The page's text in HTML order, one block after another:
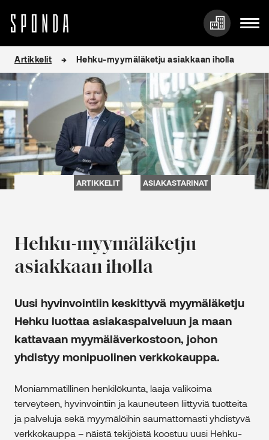
sisältöön
Artikkelit Hehku-myymäläketju asiakkaan iholla
ARTIKKELIT ASIAKASTARINAT
Hehku-myymäläketju
asiakkaan iholla
Uusi hyvinvointiin keskittyvä myymäläketju
Hehku luottaa asiakaspalveluun ja maan
kattavaan myymäläverkostoon, johon
yhdistyy monipuolinen verkkokauppa.
Moniammatillinen henkilökunta, laaja valikoima
terveyteen, hyvinvointiin ja kauneuteen liittyviä tuotteita
ja palveluja sekä myymälöihin saumattomasti yhdistyvä
verkkokauppa – näistä tekijöistä koostuu uusi Hehku-